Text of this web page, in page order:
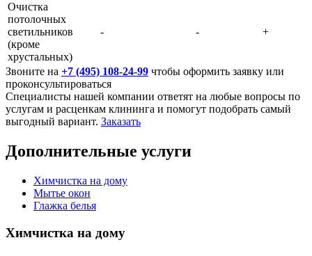
Очистка
потолочных
светильников
(кроме
хрустальных)
- - +
Звоните на +7 (495) 108-24-99 чтобы оформить заявку или
проконсультироваться
Специалисты нашей компании ответят на любые вопросы по
услугам и расценкам клининга и помогут подобрать самый
выгодный вариант. Заказать
Дополнительные услуги
Химчистка на дому
Мытье окон
Глажка белья
Химчистка на дому